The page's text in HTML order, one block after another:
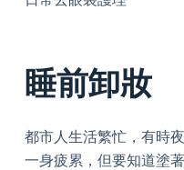
睡前卸妝
都市人生活繁忙，有時
一身疲累，但要知道塗